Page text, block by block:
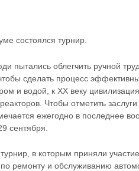
состоялся турнир.
пытались облегчить ручной
сделать процесс
и водой, к XX веку
Чтобы отметить заслуги
ежегодно в последнее
сентября.
в которым приняли
ремонту и обслуживанию